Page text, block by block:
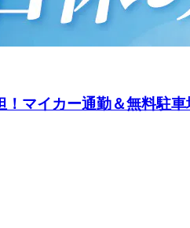
マイカー通勤＆無料駐